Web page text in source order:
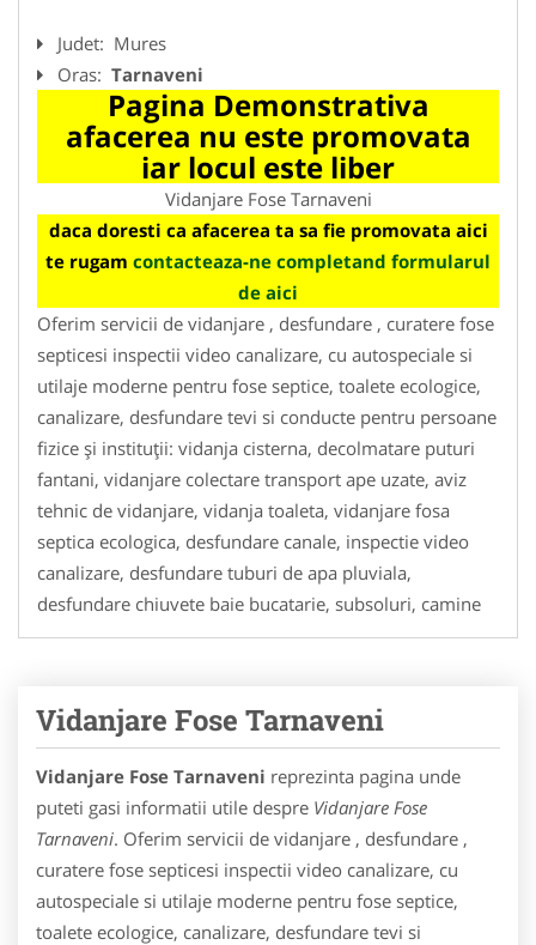
Judet: Mures
Oras: Tarnaveni
Pagina Demonstrativa
afacerea nu este promovata
iar locul este liber
Vidanjare Fose Tarnaveni
daca doresti ca afacerea ta sa fie promovata aici
te rugam contacteaza-ne completand formularul
de aici
Oferim servicii de vidanjare , desfundare , curatere fose
septicesi inspectii video canalizare, cu autospeciale si
utilaje moderne pentru fose septice, toalete ecologice,
canalizare, desfundare tevi si conducte pentru persoane
fizice și instituții: vidanja cisterna, decolmatare puturi
fantani, vidanjare colectare transport ape uzate, aviz
tehnic de vidanjare, vidanja toaleta, vidanjare fosa
septica ecologica, desfundare canale, inspectie video
canalizare, desfundare tuburi de apa pluviala,
desfundare chiuvete baie bucatarie, subsoluri, camine
Vidanjare Fose Tarnaveni
Vidanjare Fose Tarnaveni reprezinta pagina unde
puteti gasi informatii utile despre Vidanjare Fose
Tarnaveni. Oferim servicii de vidanjare , desfundare ,
curatere fose septicesi inspectii video canalizare, cu
autospeciale si utilaje moderne pentru fose septice,
toalete ecologice, canalizare, desfundare tevi si